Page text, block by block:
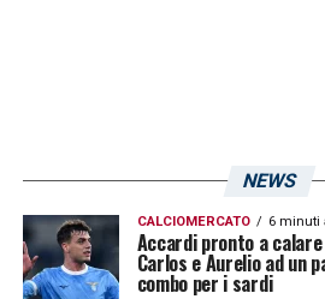
NEWS
CALCIOMERCATO 6 minuti
Accardi pronto a
Carlos e Aurelio ad un
combo per i sardi